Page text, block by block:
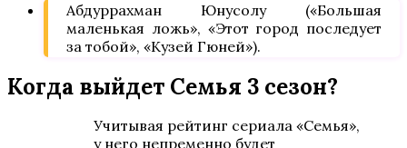
Абдуррахман Юнусолу («Большая
маленькая ложь», «Этот город последует
за тобой», «Кузей Гюней»).
Когда выйдет Семья 3 сезон?
Учитывая рейтинг сериала «Семья»,
у него непременно будет